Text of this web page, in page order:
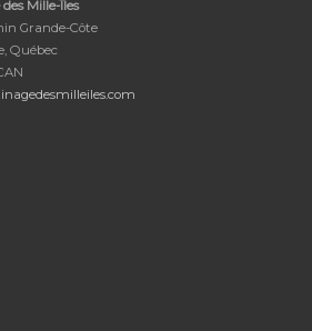
Mille-Îles
Grande-Côte
Québec